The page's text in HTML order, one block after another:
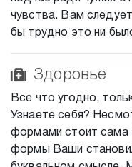
чувства. Вам
бы трудно это ни
Здоровье
Все что угодно,
Узнаете себя?
формами стоит сама
формы Ваши